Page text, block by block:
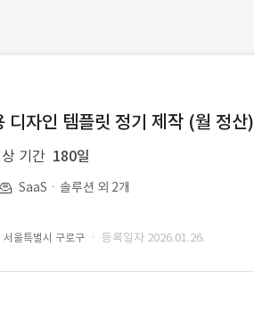
디자인 템플릿 정기 제작 (월 정산)
기간 180일
SaaSㆍ솔루션 외 2개
서울특별시 구로구 · 등록일자 2026.01.26.